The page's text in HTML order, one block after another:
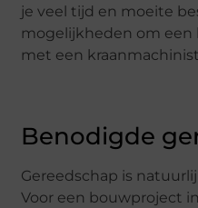
je veel tijd en moeite
mogelijkheden om een
met een
Benodigde
Gereedschap is
Voor een bouwproject